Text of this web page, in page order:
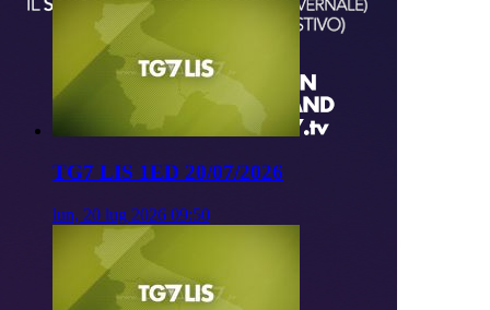
TG7 LIS 1ED 20/07/2026
lun, 20 lug 2026 09:50